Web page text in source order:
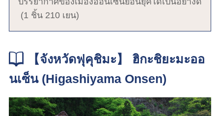
(1 ชิ้น 210 เยน)
【จังหวัดฟุคุชิมะ】 ฮิกะชิยะมะออ
นเซ็น (Higashiyama Onsen)